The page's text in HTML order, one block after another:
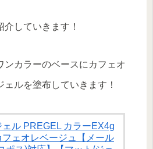
していきます！
ンカラーのベースにカフェオ
ルを塗布していきます！
ェル PREGEL カラーEX4g
フェオレベージュ【メール